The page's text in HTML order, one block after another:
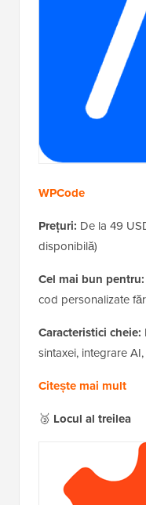
WPCode
Prețuri: De la 49
disponibilă)
Cel mai bun pentru:
cod personalizate
Caracteristici cheie:
sintaxei, integrare
Citește mai mult
🥉 Locul al treilea